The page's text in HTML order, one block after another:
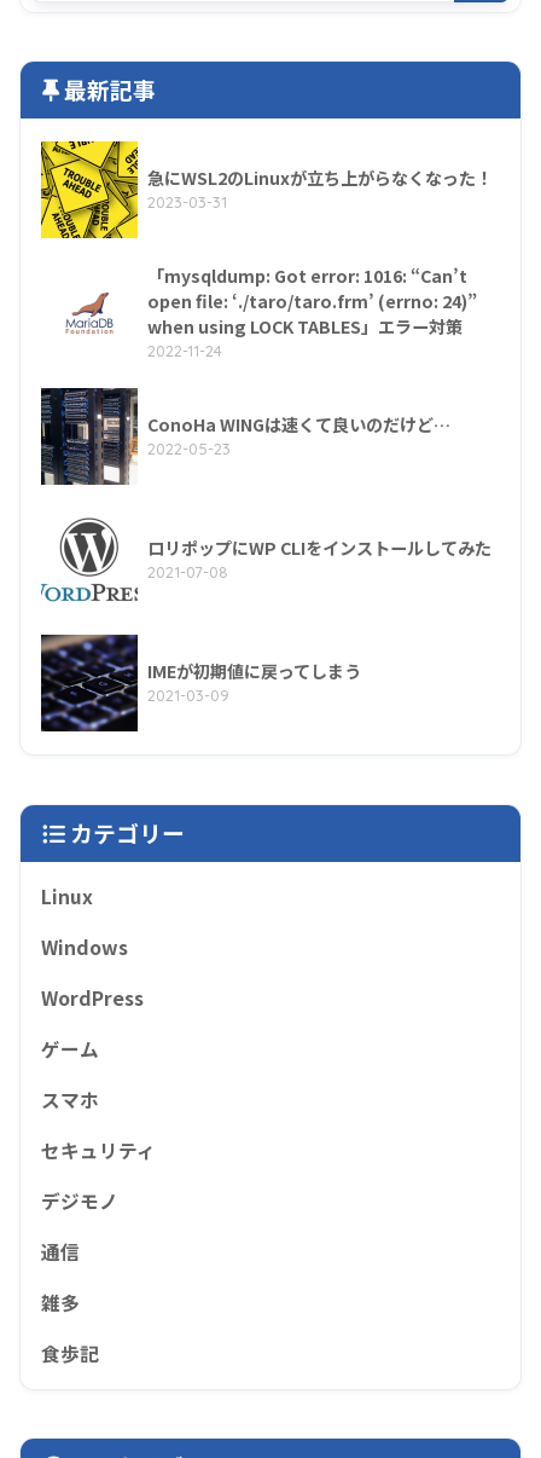
最新記事
急にWSL2のLinuxが立ち上がらなくなった！
2023-03-31
「mysqldump: Got error: 1016: “Can’t
open file: ‘./taro/taro.frm’ (errno: 24)”
when using LOCK TABLES」エラー対策
2022-11-24
ConoHa WINGは速くて良いのだけど…
2022-05-23
ロリポップにWP CLIをインストールしてみた
2021-07-08
IMEが初期値に戻ってしまう
2021-03-09
カテゴリー
Linux
Windows
WordPress
ゲーム
スマホ
セキュリティ
デジモノ
通信
雑多
食歩記